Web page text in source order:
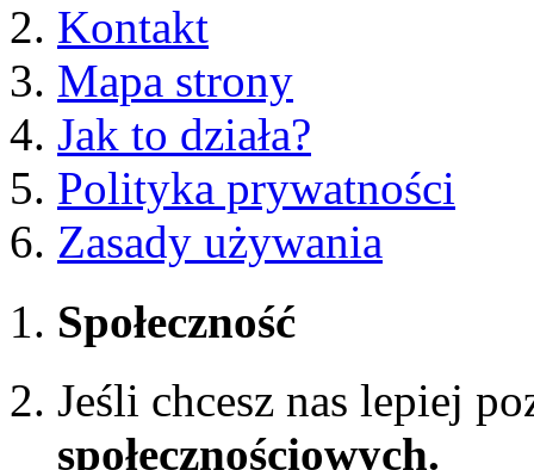
Kontakt
Mapa strony
Jak to działa?
Polityka prywatności
Zasady używania
Społeczność
Jeśli chcesz nas lepiej
społecznościowych.